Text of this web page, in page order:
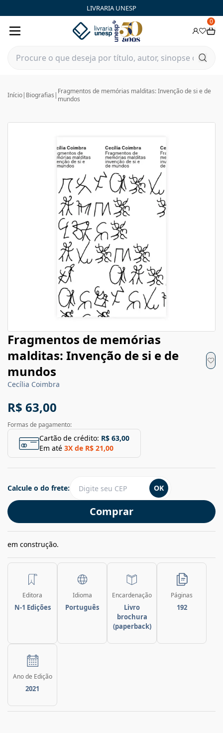
LIVRARIA UNESP
0
Início| Biografias | Fragmentos de memórias malditas: Invenção de si e de
mundos
Fragmentos de memórias
malditas: Invenção de si e de
mundos
Cecília Coimbra
R$ 63,00
Formas de pagamento:
Cartão de crédito: R$ 63,00
Em até 3X de R$ 21,00
Comprar
Calcule o do frete: OK
em construção.
Editora
N-1 Edições
Idioma
Português
Encardenação
Livro
brochura
(paperback)
Páginas
192
Ano de Edição
2021